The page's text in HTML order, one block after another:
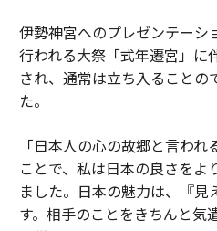
伊勢神宮へのプレゼンテーシ
行われる大祭「式年遷宮」に
され、通常は立ち入ることの
た。
「日本人の心の故郷と言わ
ことで、私は日本の良さをよ
ました。日本の魅力は、『見
す。相手のことをきちんと気